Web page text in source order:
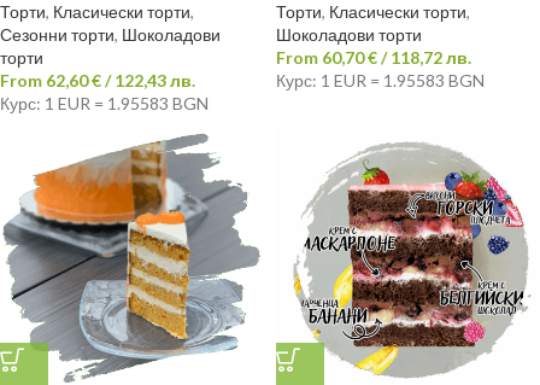
Торти, Класически торти,
Сезонни торти, Шоколадови
торти
From 62,60€/ 122,43 лв.
Курс: 1 EUR = 1.95583 BGN
Торти, Класически торти,
Шоколадови торти
From 60,70€/ 118,72 лв.
Курс: 1 EUR = 1.95583 BGN